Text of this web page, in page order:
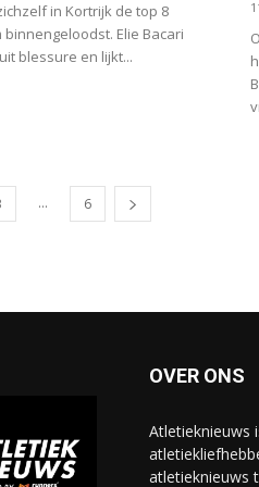
in Kortrijk de top 8
Elie Bacari
blessure en lijkt...
... 6
OVER ONS
Atletieknieuws
atletieknieuws